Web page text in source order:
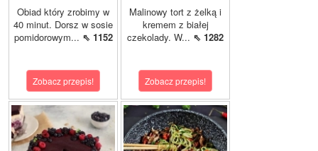
Obiad który zrobimy w
40 minut. Dorsz w sosie
pomidorowym... ⇖ 1152
Zobacz przepis!
Malinowy tort z żelką i
kremem z białej
czekolady. W... ⇖ 1282
Zobacz przepis!